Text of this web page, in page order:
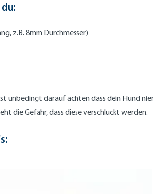
z.B. 8mm Durchmesser)
unbedingt darauf achten dass dein Hund
die Gefahr, dass diese verschluckt werden.